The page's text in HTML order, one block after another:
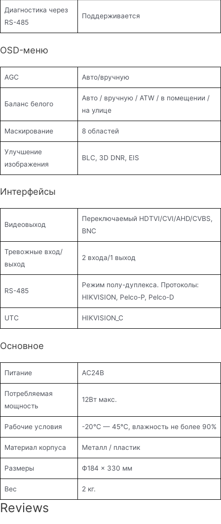
Диагностика через
RS-485
Поддерживается
OSD-меню
AGC Авто/вручную
Баланс белого
Авто / вручную / ATW / в помещении /
на улице
Маскирование 8 областей
Улучшение
изображения
BLC, 3D DNR, EIS
Интерфейсы
Видеовыход
Переключаемый HDTVI/CVI/AHD/CVBS,
BNC
Тревожные вход/
выход
2 входа/1 выход
RS-485
Режим полу-дуплекса. Протоколы:
HIKVISION, Pelco-P, Pelco-D
UTC HIKVISION_C
Основное
Питание AC24В
Потребляемая
мощность
12Вт макс.
Рабочие условия -20°С — 45°С, влажность не более 90%
Материал корпуса Металл / пластик
Размеры Ф184 × 330 мм
Вес 2 кг.
Reviews